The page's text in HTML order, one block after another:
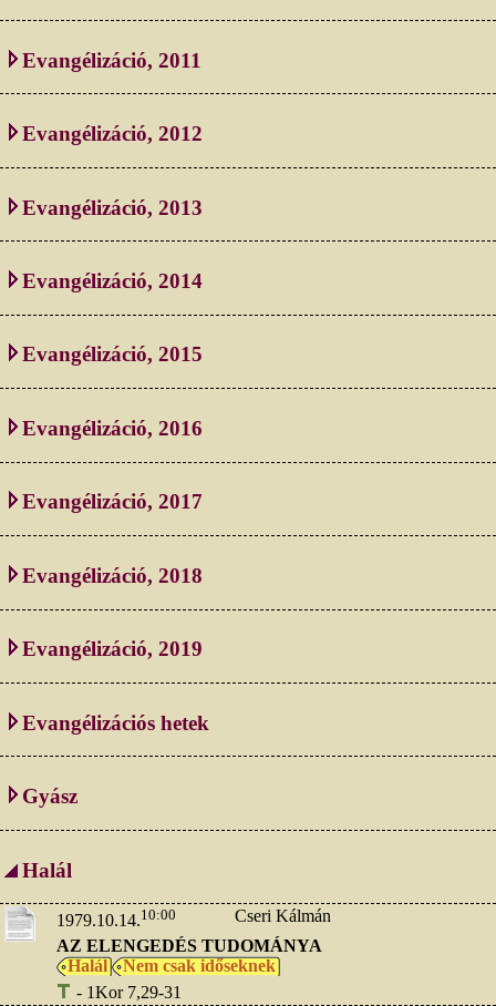
Evangélizáció, 2011
Evangélizáció, 2012
Evangélizáció, 2013
Evangélizáció, 2014
Evangélizáció, 2015
Evangélizáció, 2016
Evangélizáció, 2017
Evangélizáció, 2018
Evangélizáció, 2019
Evangélizációs hetek
Gyász
Halál
1979.10.14.10:00
Cseri Kálmán
AZ ELENGEDÉS TUDOMÁNYA
Halál
Nem csak időseknek
- 1Kor 7,29-31